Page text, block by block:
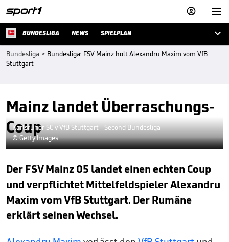


BUNDESLIGA NEWS SPIELPLAN 
Bundesliga > Bundesliga: FSV Mainz holt Alexandru Maxim vom VfB
Stuttgart
Mainz landet Überraschungs-
Coup
Karlsruher SC v VfB Stuttgart - Second Bundesliga
© Getty Images
Der FSV Mainz 05 landet einen echten Coup
und verpflichtet Mittelfeldspieler Alexandru
Maxim vom VfB Stuttgart. Der Rumäne
erklärt seinen Wechsel.